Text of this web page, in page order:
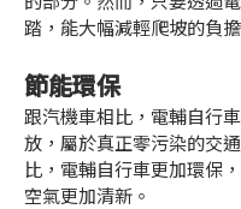
踏，能大幅減輕爬坡的負
節能環保
跟汽機車相比，電輔自行
放，屬於真正零污染的交
比，電輔自行車更加環保
空氣更加清新。